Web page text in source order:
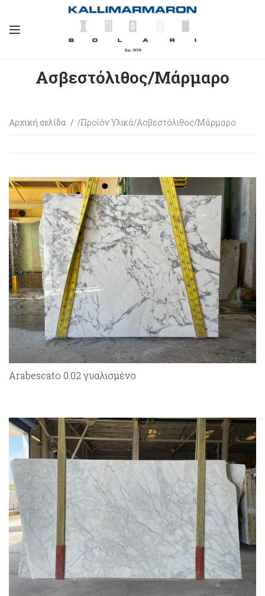
Ασβεστόλιθος/Μάρμαρο
Αρχική σελίδα Προϊόν Υλικά Ασβεστόλιθος/Μάρμαρο
Arabescato 0.02 γυαλισμένο